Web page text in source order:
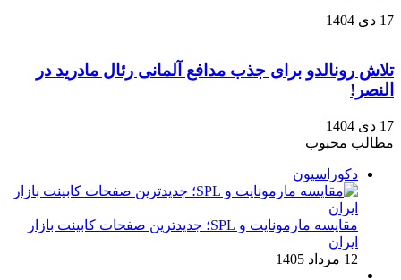
17 دی 1404
تلاش رونالدو برای جذب مدافع آلمانی رئال مادرید در
النصر!
17 دی 1404
مطالب محبوب
دکوراسیون
مقایسه مارمونایت و SPL؛ جدیدترین صفحات کابینت بازار
ایران
12 مرداد 1405